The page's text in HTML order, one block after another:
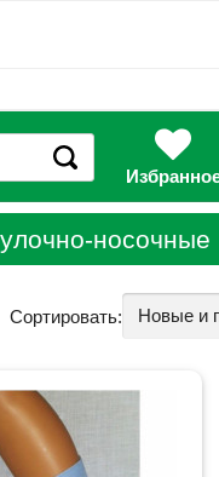
носочные
Сортировать: